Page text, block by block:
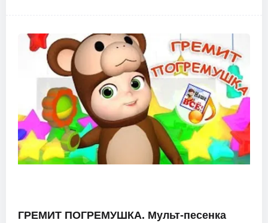
ГРЕМИТ ПОГРЕМУШКА. Мульт-песенка